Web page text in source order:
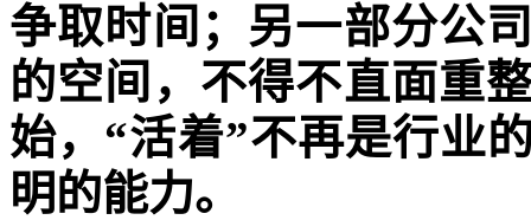
争取时间；另一部分公
的空间，不得不直面重
始，“活着”不再是行业
明的能力。